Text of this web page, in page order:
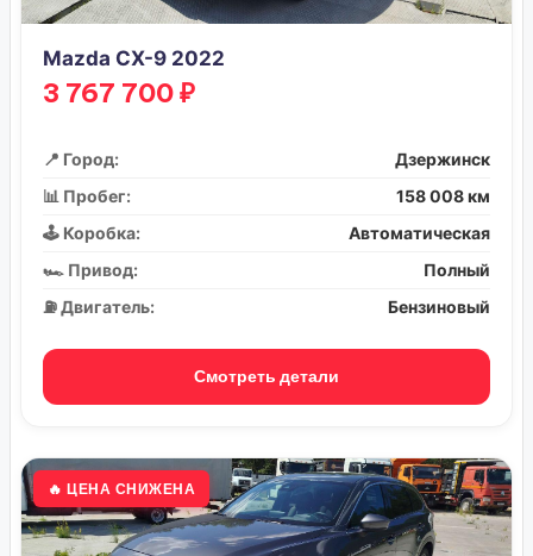
Mazda CX-9 2022
3 767 700 ₽
📍 Город:
Дзержинск
📊 Пробег:
158 008 км
🕹️ Коробка:
Автоматическая
🏎️ Привод:
Полный
⛽ Двигатель:
Бензиновый
Смотреть детали
🔥 ЦЕНА СНИЖЕНА